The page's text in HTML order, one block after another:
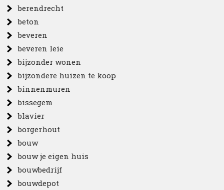
berendrecht
beton
beveren
beveren leie
bijzonder wonen
bijzondere huizen te koop
binnenmuren
bissegem
blavier
borgerhout
bouw
bouw je eigen huis
bouwbedrijf
bouwdepot